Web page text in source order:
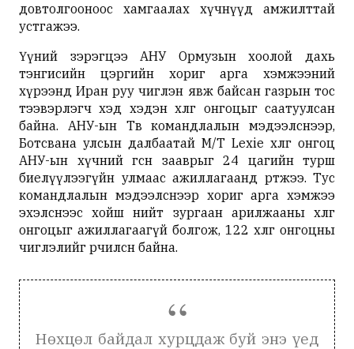
довтолгооноос хамгаалах хүчнүүд амжилттай
устгажээ.
Үүний зэрэгцээ АНУ Ормузын хоолой дахь
тэнгисийн цэргийн хориг арга хэмжээний
хүрээнд Иран руу чиглэн явж байсан газрын тос
тээвэрлэгч хэд хэдэн хөлөг онгоцыг саатуулсан
байна. АНУ-ын Төв командлалын мэдээлснээр,
Ботсвана улсын далбаатай M/T Lexie хөлөг онгоц
АНУ-ын хүчний өгсөн зааврыг 24 цагийн турш
биелүүлээгүйн улмаас ажиллагаанд өртжээ. Тус
командлалын мэдээлснээр хориг арга хэмжээ
эхэлснээс хойш нийт зургаан арилжааны хөлөг
онгоцыг ажиллагаагүй болгож, 122 хөлөг онгоцны
чиглэлийг өөрчилсөн байна.
Нөхцөл байдал хурцдаж буй энэ үед